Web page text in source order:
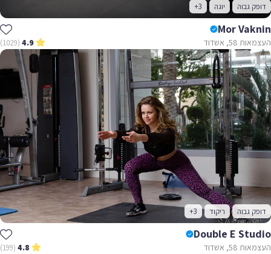
דופק גבוה יוגה +3
Mor Vaknin
העצמאות 58, אשדוד 4.9
(1029)
דופק גבוה ריקוד +3
Double E Studio
העצמאות 58, אשדוד 4.8
(199)